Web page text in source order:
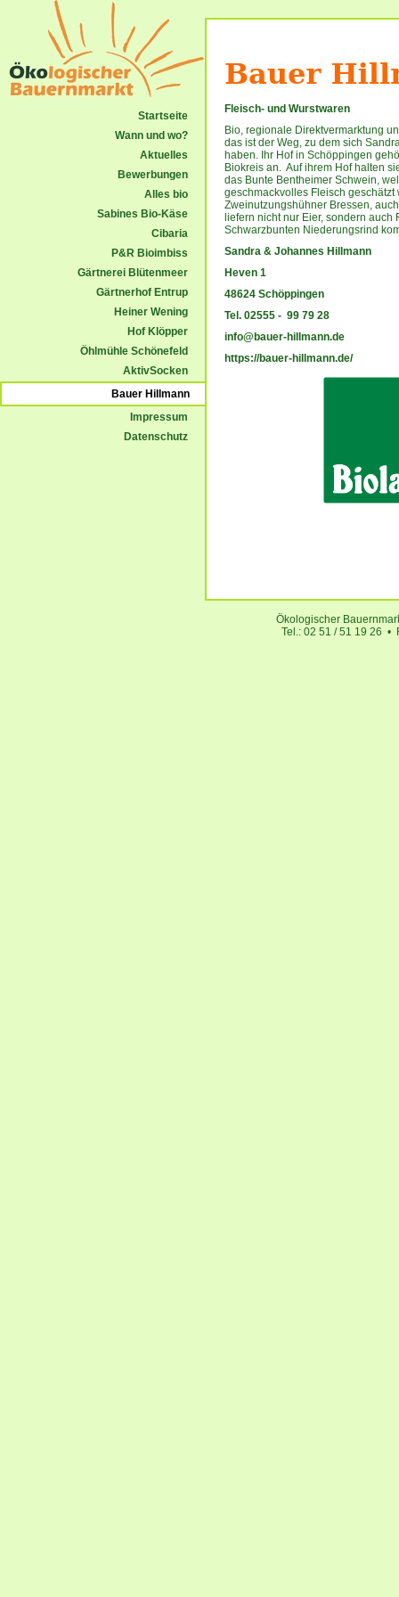
Fleisch- und Wurstwaren
Bio, regionale Direktvermarktung
das ist der Weg, zu dem sich
haben. Ihr Hof in Schöppingen
Biokreis an. Auf ihrem Hof halten
das Bunte Bentheimer Schwein,
geschmackvolles Fleisch
Zweinutzungshühner Bressen,
liefern nicht nur Eier, sondern auch
Schwarzbunten Niederungsrind
Sandra & Johannes Hillmann
Heven 1
48624 Schöppingen
Tel. 02555 - 99 79 28
info@bauer-hillmann.de
https://bauer-hillmann.de/
Ökologischer
Tel.: 02 51 / 51 19 26
Startseite
Wann und wo?
Aktuelles
Bewerbungen
Alles bio
Sabines Bio-Käse
Cibaria
P&R Bioimbiss
Gärtnerei Blütenmeer
Gärtnerhof Entrup
Heiner Wening
Hof Klöpper
Öhlmühle Schönefeld
AktivSocken
Bauer Hillmann
Impressum
Datenschutz